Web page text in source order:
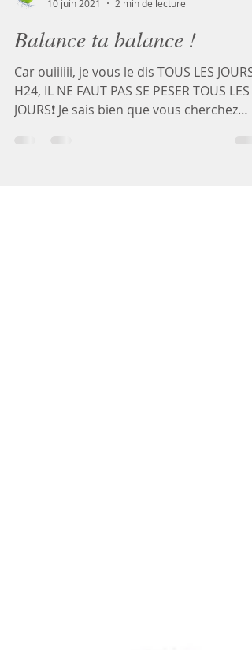
10 juin 2021
2 min de lecture
Balance ta balance !
Car ouiiiiii, je vous le dis TOUS LES JOURS !
H24, IL NE FAUT PAS SE PESER TOUS LES
surtout à vous...